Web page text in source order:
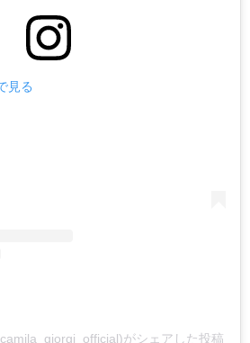
見る
がシェアした投稿